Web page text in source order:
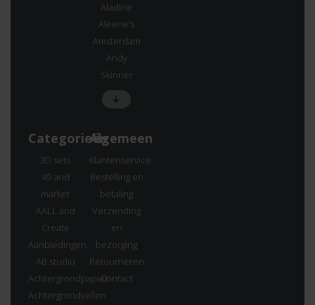
Aladine
Aleene’s
Amsterdam
Andy
Skinner
Categorieën
3D sets
49 and
market
AALL and
Create
Aanbiedingen
AB studio
Achtergrondpapier
Achtergrondvellen
Algemeen
Klantenservice
Bestelling en
betaling
Verzending
en
bezorging
Retourneren
Contact